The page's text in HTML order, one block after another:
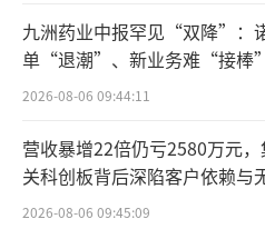
而便利店这一转型
种选择。在行业内，转
属戴永红零食。作为早
高，因此适合城市社区
有助于戴永红实现“向
九洲药业中报罕见“双降”：
单“退潮”、新业务难“接棒
难关待闯
2026-08-06 09:44:11
营收暴增22倍仍亏2580万元
关科创板背后深陷客户依赖与
困局
2026-08-06 09:45:09